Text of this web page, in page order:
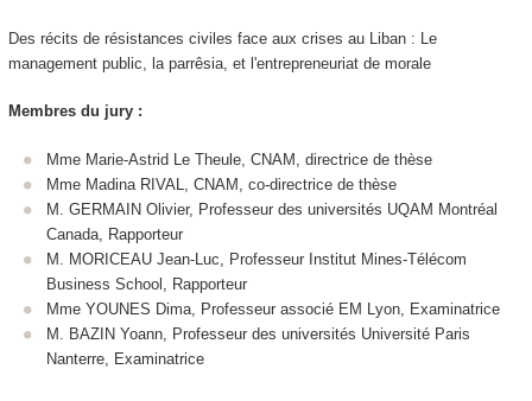
Des récits de résistances civiles face aux crises au Liban : Le
management public, la parrêsia, et l'entrepreneuriat de morale
Membres du jury :
Mme Marie-Astrid Le Theule, CNAM, directrice de thèse
Mme Madina RIVAL, CNAM, co-directrice de thèse
M. GERMAIN Olivier, Professeur des universités UQAM Montréal
Canada, Rapporteur
M. MORICEAU Jean-Luc, Professeur Institut Mines-Télécom
Business School, Rapporteur
Mme YOUNES Dima, Professeur associé EM Lyon, Examinatrice
M. BAZIN Yoann, Professeur des universités Université Paris
Nanterre, Examinatrice